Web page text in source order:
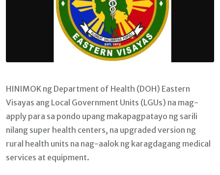
HINIMOK ng Department of Health (DOH) Eastern
Visayas ang Local Government Units (LGUs) na mag-
apply para sa pondo upang makapagpatayo ng sarili
nilang super health centers, na upgraded version ng
rural health units na nag-aalok ng karagdagang medical
services at equipment.